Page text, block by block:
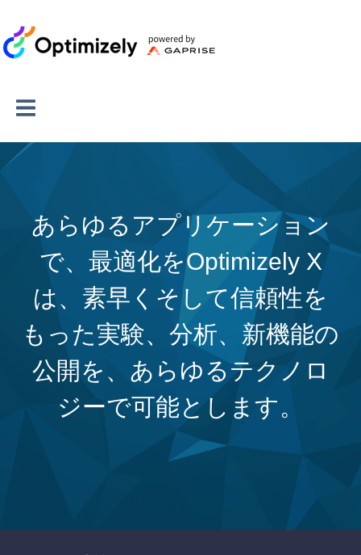
あらゆるアプリケーション
で、最適化をOptimizely X
は、素早くそして信頼性を
もった実験、分析、新機能の
公開を、あらゆるテクノロ
ジーで可能とします。